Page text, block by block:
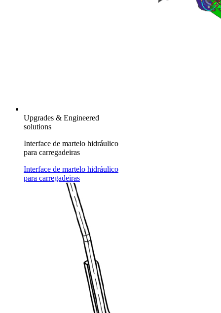
Upgrades & Engineered
solutions
Interface de martelo hidráulico
para carregadeiras
Interface de martelo hidráulico
para carregadeiras